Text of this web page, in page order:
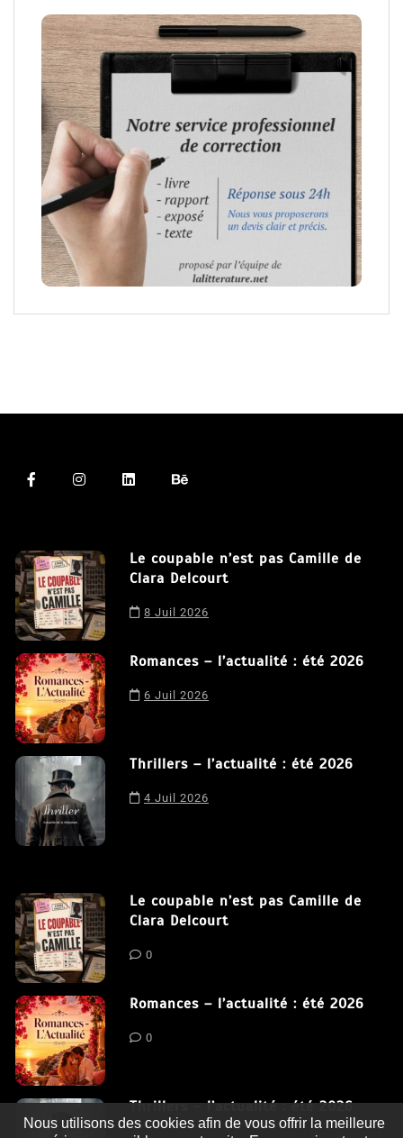
Le coupable n’est pas Camille de
Clara Delcourt
8 Juil 2026
Romances – l’actualité : été 2026
6 Juil 2026
Thrillers – l’actualité : été 2026
4 Juil 2026
Le coupable n’est pas Camille de
Clara Delcourt
0
Romances – l’actualité : été 2026
0
Thrillers – l’actualité : été 2026
Nous utilisons des cookies afin de vous offrir la meilleure